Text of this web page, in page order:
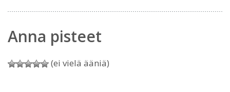
Anna pisteet
(ei vielä ääniä)